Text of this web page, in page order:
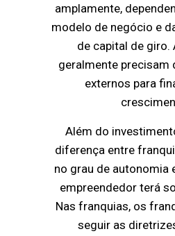
amplamente,
modelo de negócio e
de capital de giro.
geralmente precisam
externos para
Além do
diferença entre
no grau de autonomia
empreendedor terá
Nas franquias, os
seguir as